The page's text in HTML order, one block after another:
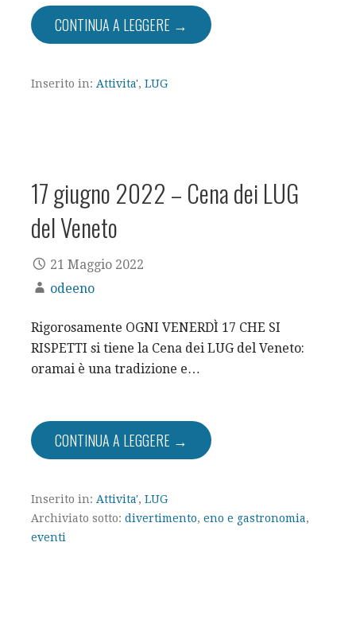
CONTINUA A LEGGERE →
Inserito in: Attivita', LUG
17 giugno 2022 – Cena dei LUG
del Veneto
21 Maggio 2022
odeeno
Rigorosamente OGNI VENERDÌ 17 CHE SI
RISPETTI si tiene la Cena dei LUG del Veneto:
oramai è una tradizione e…
CONTINUA A LEGGERE →
Inserito in: Attivita', LUG
Archiviato sotto: divertimento, eno e gastronomia,
eventi